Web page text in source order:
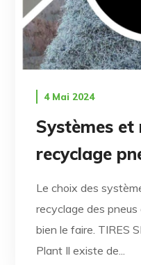
4 Mai 2024
Systèmes et
recyclage
Le choix des
recyclage des
bien le faire. TIRES
Plant Il existe de...